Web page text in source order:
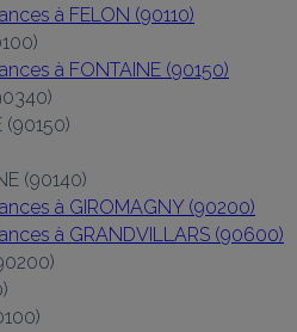
à FELON (90110)
à FONTAINE (90150)
(90150)
(90140)
à GIROMAGNY (90200)
à GRANDVILLARS (90600)